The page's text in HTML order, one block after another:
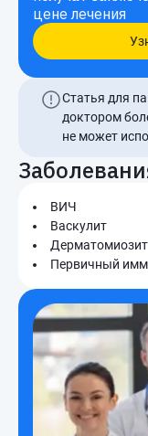
цене лечения
Статья для
доктором
не может
ВИЧ
Васкулит
Дерматомиозит
Первичный